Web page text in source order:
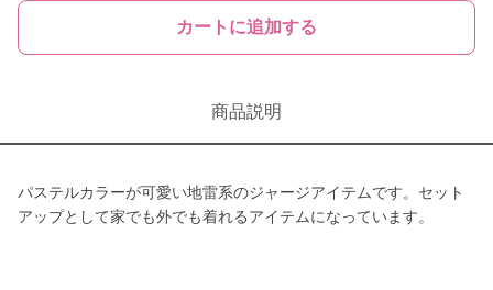
カートに追加する
商品説明
パステルカラーが可愛い地雷系のジャージアイテムです。セット
アップとして家でも外でも着れるアイテムになっています。